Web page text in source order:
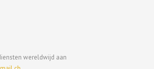
wereldwijd aan
Português